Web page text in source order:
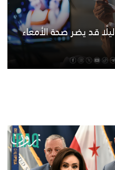
قد يضر صحة الأمعاء